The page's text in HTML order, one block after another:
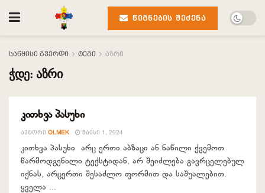
ᲬᲘᲒᲜᲔᲑᲘᲡ ᲨᲔᲫᲔᲜᲐ
საწყისი გვერდი ტეგი აზრი
ჭდე: აზრი
ᲙᲘᲗᲮᲕᲐ ᲞᲐᲡᲣᲮᲘ
კითხვა პასუხი
ᲐᲕᲢᲝᲠᲘ OLMEK ᲛᲐᲘᲡᲘ 1, 2024
კითხვა პასუხი არც ერთი აბზაცი ან ნაწილი ქვემოთ
წარმოდგენილი ტექსტიდან, არ შეიძლება გავრცელებულ
იქნას, არცერთი შესაძლო ფორმით და საშუალებით.
ყველა ...